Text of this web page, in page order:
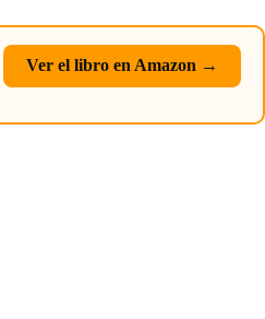
Ver el libro en Amazon →